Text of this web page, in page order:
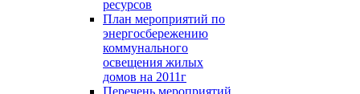
ресурсов
План мероприятий по
энергосбережению
коммунального
освещения жилых
домов на 2011г
Перечень мероприятий